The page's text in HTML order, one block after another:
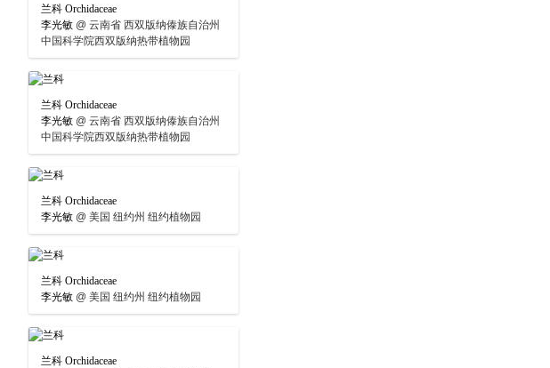
兰科 Orchidaceae
李光敏 @ 云南省 西双版纳傣族自治州
中国科学院西双版纳热带植物园
兰科 Orchidaceae
李光敏 @ 云南省 西双版纳傣族自治州
中国科学院西双版纳热带植物园
兰科 Orchidaceae
李光敏 @ 美国 纽约州 纽约植物园
兰科 Orchidaceae
李光敏 @ 美国 纽约州 纽约植物园
兰科 Orchidaceae